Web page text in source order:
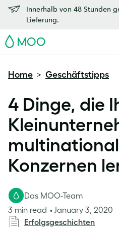
Innerhalb von 48 Stunden
Lieferung.
MOO
Home > Geschäftstipps
4 Dinge, die
Konzernen
Das MOO-Team
3 min read
January 3, 2020
Erfolgsgeschichten